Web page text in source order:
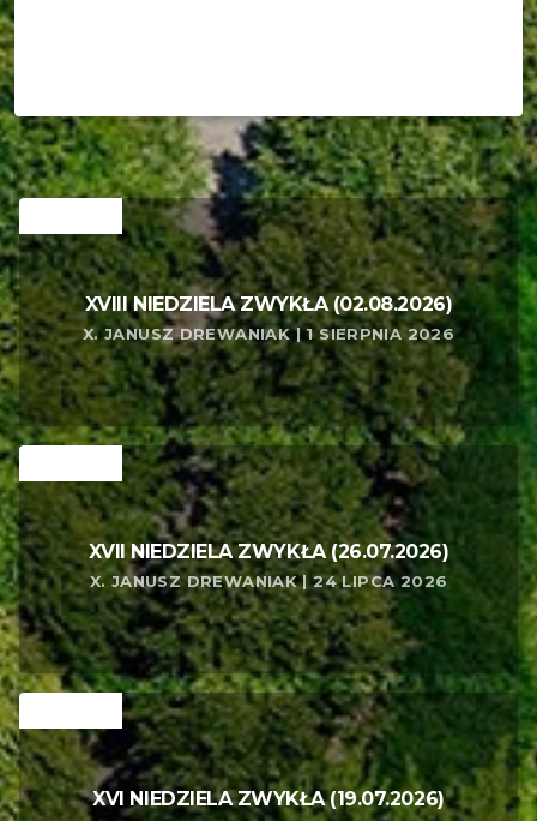
XVIII NIEDZIELA ZWYKŁA (02.08.2026)
X. JANUSZ DREWANIAK | 1 SIERPNIA 2026
XVII NIEDZIELA ZWYKŁA (26.07.2026)
X. JANUSZ DREWANIAK | 24 LIPCA 2026
XVI NIEDZIELA ZWYKŁA (19.07.2026)